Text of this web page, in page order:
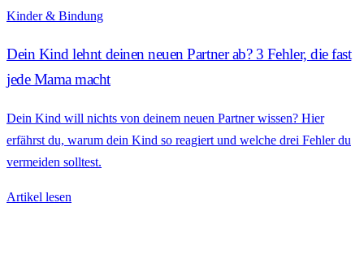
Kinder & Bindung
Dein Kind lehnt deinen neuen Partner ab? 3 Fehler, die fast
jede Mama macht
Dein Kind will nichts von deinem neuen Partner wissen? Hier
erfährst du, warum dein Kind so reagiert und welche drei Fehler du
vermeiden solltest.
Artikel lesen